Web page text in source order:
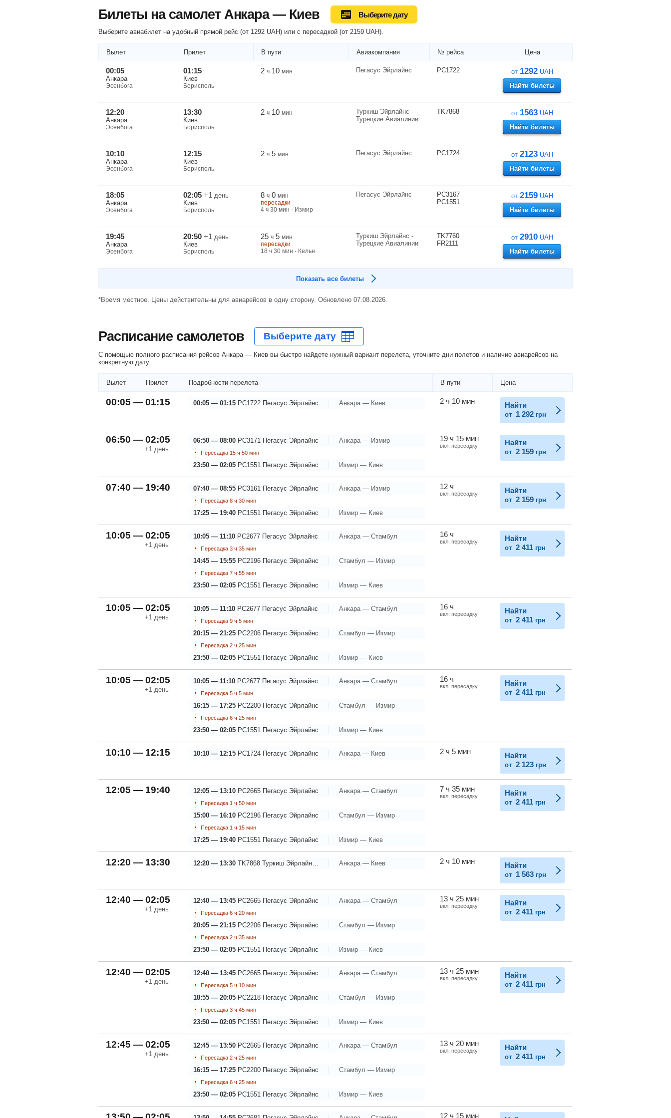
Билеты на самолет Анкара — Киев Выберите дату
Выберите авиабилет на удобный прямой рейс (от 1292 UAH) или с пересадкой (от 2159 UAH).
Вылет Прилет В пути Авиакомпания № рейса Цена
00:05
Анкара
Эсенбога
01:15
Киев
Борисполь
2 ч 10 мин Пегасус Эйрлайнс PC1722 от 1292 UAH
Найти билеты
12:20
Анкара
Эсенбога
13:30
Киев
Борисполь
2 ч 10 мин
Туркиш Эйрлайнс -
Турецкие Авиалинии
TK7868 от 1563 UAH
Найти билеты
10:10
Анкара
Эсенбога
12:15
Киев
Борисполь
2 ч 5 мин Пегасус Эйрлайнс PC1724 от 2123 UAH
Найти билеты
18:05
Анкара
Эсенбога
02:05 +1 день
Киев
Борисполь
8 ч 0 мин
пересадки
4 ч 30 мин - Измир
Пегасус Эйрлайнс
PC3167
PC1551
от 2159 UAH
Найти билеты
19:45
Анкара
Эсенбога
20:50 +1 день
Киев
Борисполь
25 ч 5 мин
пересадки
18 ч 30 мин - Кельн
Туркиш Эйрлайнс -
Турецкие Авиалинии
TK7760
FR2111
от 2910 UAH
Найти билеты
Показать все билеты
*Время местное. Цены действительны для авиарейсов в одну сторону. Обновлено 07.08.2026.
Расписание самолетов
С помощью полного расписания рейсов Анкара — Киев вы быстро найдете нужный вариант перелета, уточните дни полетов и наличие авиарейсов на
конкретную дату.
Вылет Прилет Подробности перелета В пути Цена
00:05 — 01:15 00:05 — 01:15 PC1722 Пегасус Эйрлайнс Анкара — Киев 2 ч 10 мин Найти
от 1 292 грн
06:50 — 02:05
+1 день
06:50 — 08:00 PC3171 Пегасус Эйрлайнс Анкара — Измир
Пересадка 15 ч 50 мин
23:50 — 02:05 PC1551 Пегасус Эйрлайнс Измир — Киев
19 ч 15 мин
вкл. пересадку Найти
от 2 159 грн
07:40 — 19:40 07:40 — 08:55 PC3161 Пегасус Эйрлайнс Анкара — Измир
Пересадка 8 ч 30 мин
17:25 — 19:40 PC1551 Пегасус Эйрлайнс Измир — Киев
12 ч
вкл. пересадку Найти
от 2 159 грн
10:05 — 02:05
+1 день
10:05 — 11:10 PC2677 Пегасус Эйрлайнс Анкара — Стамбул
Пересадка 3 ч 35 мин
14:45 — 15:55 PC2196 Пегасус Эйрлайнс Стамбул — Измир
Пересадка 7 ч 55 мин
23:50 — 02:05 PC1551 Пегасус Эйрлайнс Измир — Киев
16 ч
вкл. пересадку Найти
от 2 411 грн
10:05 — 02:05
+1 день
10:05 — 11:10 PC2677 Пегасус Эйрлайнс Анкара — Стамбул
Пересадка 9 ч 5 мин
20:15 — 21:25 PC2206 Пегасус Эйрлайнс Стамбул — Измир
Пересадка 2 ч 25 мин
23:50 — 02:05 PC1551 Пегасус Эйрлайнс Измир — Киев
16 ч
вкл. пересадку Найти
от 2 411 грн
10:05 — 02:05
+1 день
10:05 — 11:10 PC2677 Пегасус Эйрлайнс Анкара — Стамбул
Пересадка 5 ч 5 мин
16:15 — 17:25 PC2200 Пегасус Эйрлайнс Стамбул — Измир
Пересадка 6 ч 25 мин
23:50 — 02:05 PC1551 Пегасус Эйрлайнс Измир — Киев
16 ч
вкл. пересадку Найти
от 2 411 грн
10:10 — 12:15 10:10 — 12:15 PC1724 Пегасус Эйрлайнс Анкара — Киев 2 ч 5 мин Найти
от 2 123 грн
12:05 — 19:40 12:05 — 13:10 PC2665 Пегасус Эйрлайнс Анкара — Стамбул
Пересадка 1 ч 50 мин
15:00 — 16:10 PC2196 Пегасус Эйрлайнс Стамбул — Измир
Пересадка 1 ч 15 мин
17:25 — 19:40 PC1551 Пегасус Эйрлайнс Измир — Киев
7 ч 35 мин
вкл. пересадку Найти
от 2 411 грн
12:20 — 13:30 12:20 — 13:30 TK7868 Туркиш Эйрлайнс - Турецкие Авиалинии Анкара — Киев 2 ч 10 мин Найти
от 1 563 грн
12:40 — 02:05
+1 день
12:40 — 13:45 PC2665 Пегасус Эйрлайнс Анкара — Стамбул
Пересадка 6 ч 20 мин
20:05 — 21:15 PC2206 Пегасус Эйрлайнс Стамбул — Измир
Пересадка 2 ч 35 мин
23:50 — 02:05 PC1551 Пегасус Эйрлайнс Измир — Киев
13 ч 25 мин
вкл. пересадку Найти
от 2 411 грн
12:40 — 02:05
+1 день
12:40 — 13:45 PC2665 Пегасус Эйрлайнс Анкара — Стамбул
Пересадка 5 ч 10 мин
18:55 — 20:05 PC2218 Пегасус Эйрлайнс Стамбул — Измир
Пересадка 3 ч 45 мин
23:50 — 02:05 PC1551 Пегасус Эйрлайнс Измир — Киев
13 ч 25 мин
вкл. пересадку Найти
от 2 411 грн
12:45 — 02:05
+1 день
12:45 — 13:50 PC2665 Пегасус Эйрлайнс Анкара — Стамбул
Пересадка 2 ч 25 мин
16:15 — 17:25 PC2200 Пегасус Эйрлайнс Стамбул — Измир
Пересадка 6 ч 25 мин
23:50 — 02:05 PC1551 Пегасус Эйрлайнс Измир — Киев
13 ч 20 мин
вкл. пересадку Найти
от 2 411 грн
12 ч 15 мин